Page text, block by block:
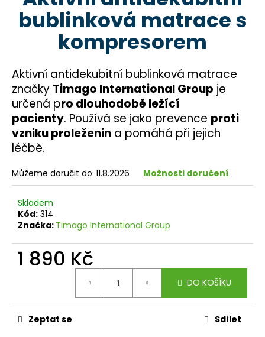
4,7bublinková matrace s
kompresorem
Aktivní antidekubitní bublinková matrace
značky Timago International Group je
určená pro dlouhodobě ležící
pacienty. Používá se jako prevence proti
vzniku proleženin a pomáhá při jejich
léčbě.
Můžeme doručit do: 11.8.2026 Možnosti doručení
Skladem
Kód: 314
Značka: Timago International Group
1 890 Kč
DO KOŠÍKU
Zeptat se Sdílet
a
?
HLEDAT
D
o
p
o
r
u
e
m